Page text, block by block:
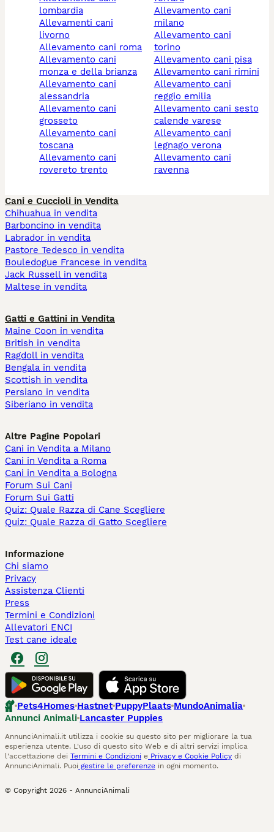
lombardia
allevamenti cani
livorno
allevamento cani roma
allevamento cani
monza e della brianza
allevamento cani
alessandria
allevamento cani
grosseto
allevamento cani
toscana
allevamento cani
rovereto trento
allevamento cani
milano
allevamento cani
torino
allevamento cani pisa
allevamento cani rimini
allevamento cani
reggio emilia
allevamento cani sesto
calende varese
allevamento cani
legnago verona
allevamento cani
ravenna
Cani e Cuccioli in Vendita
Chihuahua in vendita
Barboncino in vendita
Labrador in vendita
Pastore Tedesco in vendita
Bouledogue Francese in vendita
Jack Russell in vendita
Maltese in vendita
Gatti e Gattini in Vendita
Maine Coon in vendita
British in vendita
Ragdoll in vendita
Bengala in vendita
Scottish in vendita
Persiano in vendita
Siberiano in vendita
Altre Pagine Popolari
Cani in Vendita a Milano
Cani in Vendita a Roma
Cani in Vendita a Bologna
Forum Sui Cani
Forum Sui Gatti
Quiz: Quale Razza di Cane Scegliere
Quiz: Quale Razza di Gatto Scegliere
Informazione
Chi siamo
Privacy
Assistenza Clienti
Press
Termini e Condizioni
Allevatori ENCI
Test cane ideale
Pets4Homes Hastnet PuppyPlaats MundoAnimalia
Annunci Animali Lancaster Puppies
AnnunciAnimali.it utilizza i cookie su questo sito per migliorare la tua
esperienza utente. L'uso di questo sito Web e di altri servizi implica
l'accettazione dei Termini e Condizioni e Privacy e Cookie Policy di
AnnunciAnimali. Puoi gestire le preferenze in ogni momento.
© Copyright 2026 - AnnunciAnimali